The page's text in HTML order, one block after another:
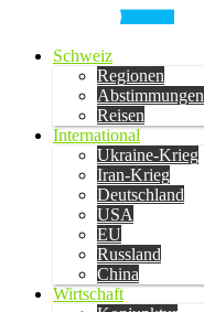
Schweiz
Regionen
Abstimmungen
Reisen
International
Ukraine-Krieg
Iran-Krieg
Deutschland
USA
EU
Russland
China
Wirtschaft